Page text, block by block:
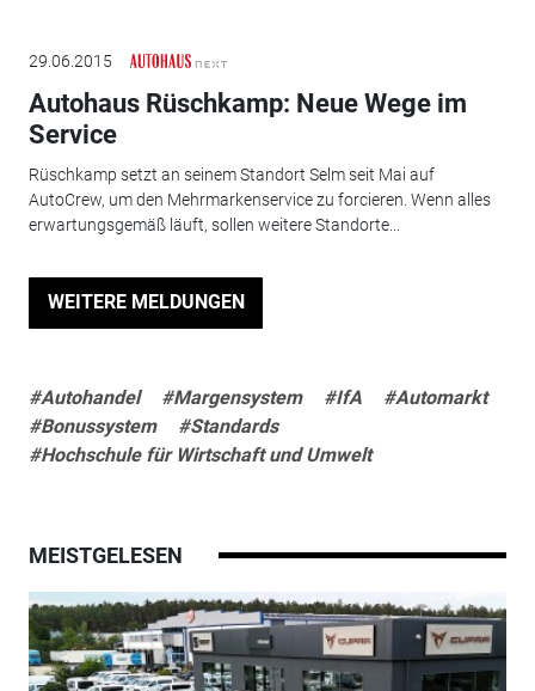
29.06.2015
Autohaus Rüschkamp: Neue Wege im
Service
Rüschkamp setzt an seinem Standort Selm seit Mai auf
AutoCrew, um den Mehrmarkenservice zu forcieren. Wenn alles
erwartungsgemäß läuft, sollen weitere Standorte...
WEITERE MELDUNGEN
#Autohandel #Margensystem #IfA
#Automarkt
#Bonussystem
#Standards
#Hochschule für Wirtschaft und Umwelt
MEISTGELESEN